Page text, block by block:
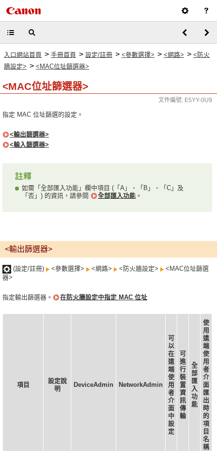
入口網站首頁 > 手冊首頁 > 設定/註冊 > <參數選擇> > <網路> > <防火
牆設定> > <MAC位址篩選器>
<MAC位址篩選器>
文件編號: E5YY-0U9
指定 MAC 位址篩選的設定。
<輸出篩選器>
<輸入篩選器>
如需「全部匯入功能」欄中項目 (「A」、「B」、「C」及
「否」) 的資訊，請參閱
全部匯入功能 。
<輸出篩選器>
(設定/註冊) <參數選擇> <網路> <防火牆設定>
<MAC位址篩選
器>
指定輸出篩選器。 在防火牆設定中指定 MAC 位址
項目
設定說
明
DeviceAdmin NetworkAdmin
可
以
在
遠
端
使
用
者
介
面
中
設
定
可
進
行
裝
置
資
訊
傳
輸
全
部
匯
入
功
能
使
用
遠
端
使
用
者
介
面
匯
出
時
的
項
目
名
稱